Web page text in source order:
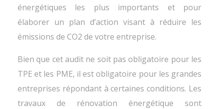
énergétiques les plus importants et pour
élaborer un plan d’action visant à réduire les
émissions de CO2 de votre entreprise.
Bien que cet audit ne soit pas obligatoire pour les
TPE et les PME, il est obligatoire pour les grandes
entreprises répondant à certaines conditions. Les
travaux de rénovation énergétique sont